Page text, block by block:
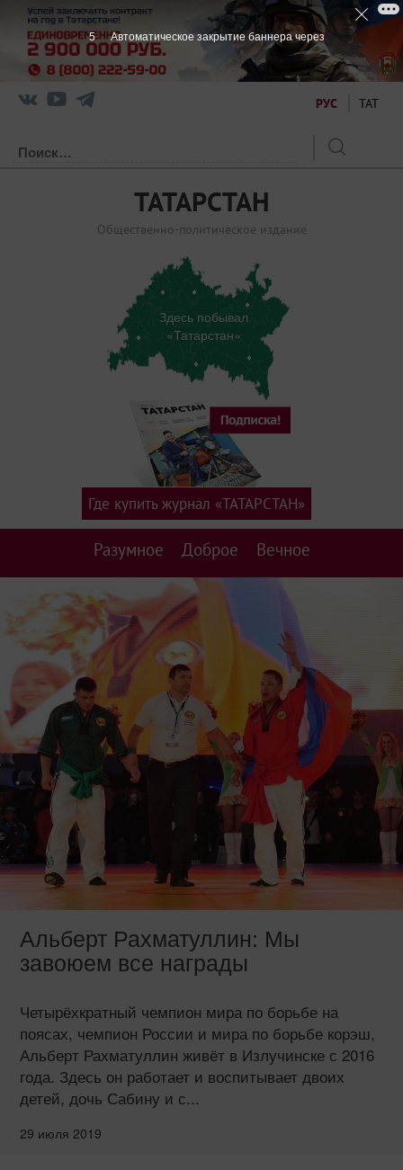
РУС ТАТ
ТАТАРСТАН
Общественно-политическое издание
Здесь побывал
«Татарстан»
Разумное Доброе Вечное
Где купить журнал «ТАТАРСТАН»
Альберт Рахматуллин: Мы
завоюем все награды
Четырёхкратный чемпион мира по борьбе на
поясах, чемпион России и мира по борьбе корэш,
Альберт Рахматуллин живёт в Излучинске с 2016
года. Здесь он работает и воспитывает двоих
детей, дочь Сабину и с...
29 июля 2019
4 Автоматическое закрытие баннера через